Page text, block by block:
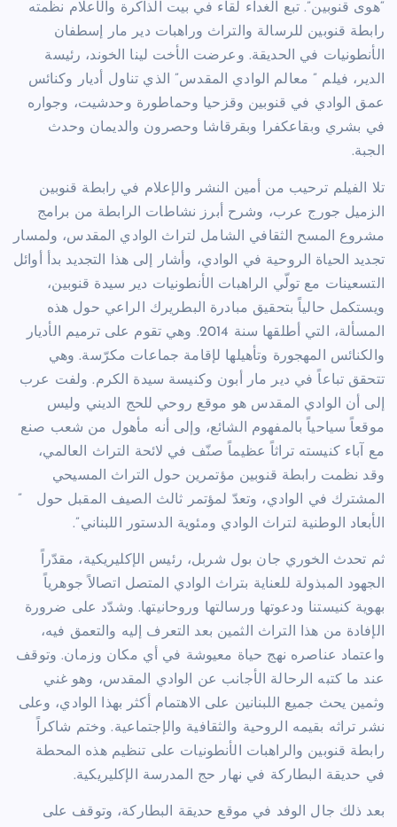
“هوى قنوبين”. تبع الغداء لقاء في بيت الذاكرة والأعلام نظمته
رابطة قنوبين للرسالة والتراث وراهبات دير مار إسطفان
الأنطونيات في الحديقة. وعرضت الأخت لينا الخوند، رئيسة
الدير، فيلم ” معالم الوادي المقدس” الذي تناول أديار وكنائس
عمق الوادي في قنوبين وقزحيا وحماطورة وحدشيت، وجواره
في بشري وبقاعكفرا وبقرقاشا وحصرون والديمان وحدث
الجبة.
تلا الفيلم ترحيب من أمين النشر والإعلام في رابطة قنوبين
الزميل جورج عرب، وشرح أبرز نشاطات الرابطة من برامج
مشروع المسح الثقافي الشامل لتراث الوادي المقدس، ولمسار
تجديد الحياة الروحية في الوادي، وأشار إلى هذا التجديد بدأ أوائل
التسعينات مع تولّي الراهبات الأنطونيات دير سيدة قنوبين،
ويستكمل حالياً بتحقيق مبادرة البطريرك الراعي حول هذه
المسألة، التي أطلقها سنة 2014. وهي تقوم على ترميم الأديار
والكنائس المهجورة وتأهيلها لإقامة جماعات مكرّسة. وهي
تتحقق تباعاً في دير مار أبون وكنيسة سيدة الكرم. ولفت عرب
إلى أن الوادي المقدس هو موقع روحي للحج الديني وليس
موقعاً سياحياً بالمفهوم الشائع، وإلى أنه مأهول من شعب صنع
مع آباء كنيسته تراثاً عظيماً صنّف في لائحة التراث العالمي،
وقد نظمت رابطة قنوبين مؤتمرين حول التراث المسيحي
المشترك في الوادي، وتعدّ لمؤتمر ثالث الصيف المقبل حول ”
الأبعاد الوطنية لتراث الوادي ومئوية الدستور اللبناني”.
ثم تحدث الخوري جان بول شربل، رئيس الإكليريكية، مقدّراً
الجهود المبذولة للعناية بتراث الوادي المتصل اتصالاً جوهرياً
بهوية كنيستنا ودعوتها ورسالتها وروحانيتها. وشدّد على ضرورة
الإفادة من هذا التراث الثمين بعد التعرف إليه والتعمق فيه،
واعتماد عناصره نهج حياة معيوشة في أي مكان وزمان. وتوقف
عند ما كتبه الرحالة الأجانب عن الوادي المقدس، وهو غني
وثمين يحث جميع اللبنانين على الاهتمام أكثر بهذا الوادي، وعلى
نشر تراثه بقيمه الروحية والثقافية والإجتماعية. وختم شاكراً
رابطة قنوبين والراهبات الأنطونيات على تنظيم هذه المحطة
في حديقة البطاركة في نهار حج المدرسة الإكليريكية.
بعد ذلك جال الوفد في موقع حديقة البطاركة، وتوقف على